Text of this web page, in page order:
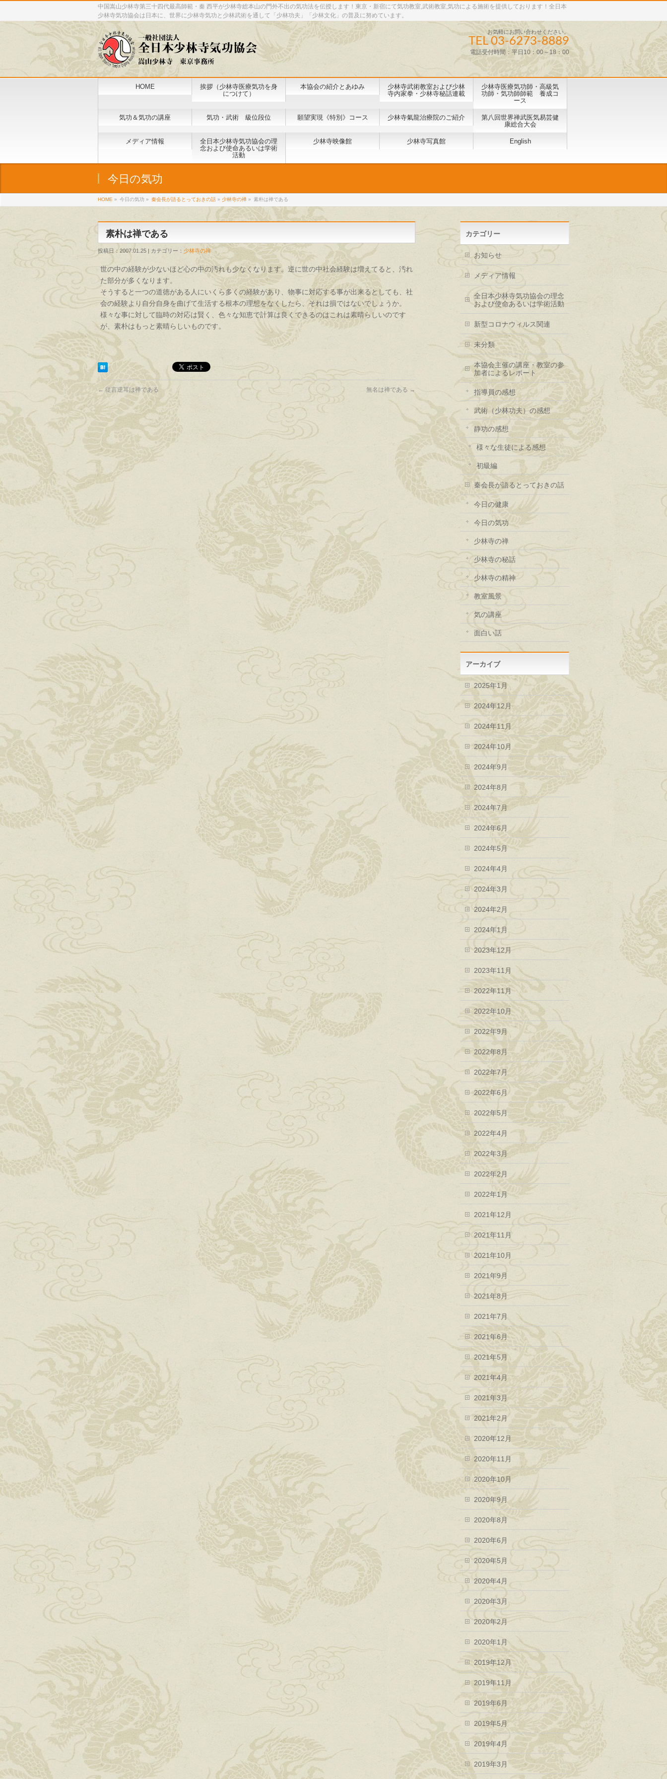
中国嵩山少林寺第三十四代最高師範・秦 西平が少林寺総本山の門外不出の気功法を伝授します！東京・新宿にて気功教室,武術教室,気功による施術を提供しております！全日本
少林寺気功協会は日本に、世界に少林寺気功と少林武術を通して「少林功夫」「少林文化」の普及に努めています。
お気軽にお問い合わせください。
TEL 03-6273-8889
電話受付時間：平日10：00～18：00
HOME
挨拶（少林寺医療気功を身
につけて）
本協会の紹介とあゆみ
少林寺武術教室および少林
寺内家拳・少林寺秘話連載
少林寺医療気功師・高級気
功師・気功師師範 養成コ
ース
気功＆気功の講座 気功・武術 級位段位 願望実現《特別》コース 少林寺氣龍治療院のご紹介
第八回世界禅武医気易芸健
康総合⼤会
メディア情報
全日本少林寺気功協会の理
念および使命あるいは学術
活動
少林寺映像館 少林寺写真館 English
今日の気功
HOME » 今日の気功 » 秦会長が語るとっておきの話 » 少林寺の禅 » 素朴は禅である
素朴は禅である
投稿日：2007.01.25 | カテゴリー： 少林寺の禅
世の中の経験が少ないほど心の中の汚れも少なくなります。逆に世の中社会経験は増えてると、汚れ
た部分が多くなります。
そうすると一つの道徳がある人にいくら多くの経験があり、物事に対応する事が出来るとしても、社
会の経験より自分自身を曲げて生活する根本の理想をなくしたら、それは損ではないでしょうか。
様々な事に対して臨時の対応は賢く、色々な知恵で計算は良くできるのはこれは素晴らしいのです
が、素朴はもっと素晴らしいものです。
← 従言逆耳は禅である 無名は禅である →
カテゴリー
お知らせ
メディア情報
全日本少林寺気功協会の理念
および使命あるいは学術活動
新型コロナウィルス関連
未分類
本協会主催の講座・教室の参
加者によるレポート
指導員の感想
武術（少林功夫）の感想
静功の感想
様々な生徒による感想
初級編
秦会長が語るとっておきの話
今日の健康
今日の気功
少林寺の禅
少林寺の秘話
少林寺の精神
教室風景
気の講座
面白い話
アーカイブ
2025年1月
2024年12月
2024年11月
2024年10月
2024年9月
2024年8月
2024年7月
2024年6月
2024年5月
2024年4月
2024年3月
2024年2月
2024年1月
2023年12月
2023年11月
2022年11月
2022年10月
2022年9月
2022年8月
2022年7月
2022年6月
2022年5月
2022年4月
2022年3月
2022年2月
2022年1月
2021年12月
2021年11月
2021年10月
2021年9月
2021年8月
2021年7月
2021年6月
2021年5月
2021年4月
2021年3月
2021年2月
2020年12月
2020年11月
2020年10月
2020年9月
2020年8月
2020年6月
2020年5月
2020年4月
2020年3月
2020年2月
2020年1月
2019年12月
2019年11月
2019年6月
2019年5月
2019年4月
2019年3月